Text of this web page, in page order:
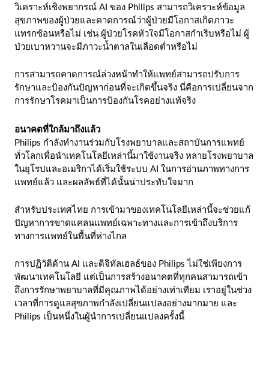
วิเคราะห์เชิงพยากรณ์ AI ของ Philips สามารถวิเคราะห์ข้อมูล
สุขภาพของผู้ป่วยและคาดการณ์ว่าผู้ป่วยมีโอกาสเกิดภาวะ
แทรกซ้อนหรือไม่ เช่น ผู้ป่วยโรคหัวใจมีโอกาสกำเริบหรือไม่ ผู้
ป่วยเบาหวานจะมีภาวะน้ำตาลในเลือดต่ำหรือไม่
การสามารถคาดการณ์ล่วงหน้าทำให้แพทย์สามารถปรับการ
รักษาและป้องกันปัญหาก่อนที่จะเกิดขึ้นจริง นี่คือการเปลี่ยนจาก
การรักษาโรคมาเป็นการป้องกันโรคอย่างแท้จริง
อนาคตที่ใกล้มาถึงแล้ว
Philips กำลังทำงานร่วมกับโรงพยาบาลและสถาบันการแพทย์
ทั่วโลกเพื่อนำเทคโนโลยีเหล่านี้มาใช้งานจริง หลายโรงพยาบาล
ในยุโรปและอเมริกาได้เริ่มใช้ระบบ AI ในการอ่านภาพทางการ
แพทย์แล้ว และผลลัพธ์ที่ได้นั้นน่าประทับใจมาก
สำหรับประเทศไทย การเข้ามาของเทคโนโลยีเหล่านี้จะช่วยแก้
ปัญหาการขาดแคลนแพทย์เฉพาะทางและการเข้าถึงบริการ
ทางการแพทย์ในพื้นที่ห่างไกล
การปฏิวัติด้าน AI และดิจิทัลเฮลธ์ของ Philips ไม่ใช่เพียงการ
พัฒนาเทคโนโลยี แต่เป็นการสร้างอนาคตที่ทุกคนสามารถเข้า
ถึงการรักษาพยาบาลที่มีคุณภาพได้อย่างเท่าเทียม เราอยู่ในช่วง
เวลาที่การดูแลสุขภาพกำลังเปลี่ยนแปลงอย่างมากมาย และ
Philips เป็นหนึ่งในผู้นำการเปลี่ยนแปลงครั้งนี้